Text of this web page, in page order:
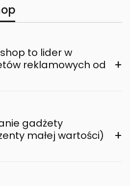
to lider w
reklamowych od
+
gadżety
małej wartości)
+